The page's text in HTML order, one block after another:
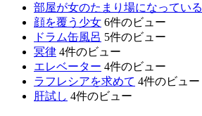
部屋が女のたまり場になっている
顔を覆う少女 6件のビュー
ドラム缶風呂 5件のビュー
冥律 4件のビュー
エレベーター 4件のビュー
ラフレシアを求めて 4件のビュー
肝試し 4件のビュー